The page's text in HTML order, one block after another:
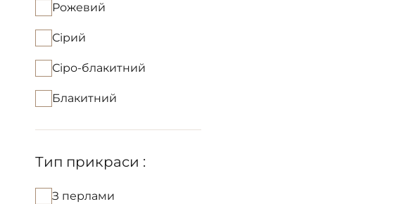
Рожевий
Сірий
Сіро-блакитний
Блакитний
Тип прикраси :
З перлами